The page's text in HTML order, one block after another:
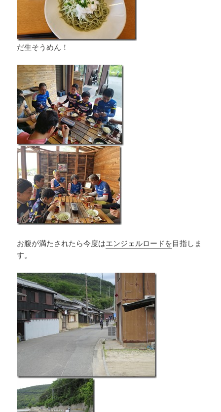
だ生そうめん！
お腹が満たされたら今度はエンジェルロードを目指しま
す。